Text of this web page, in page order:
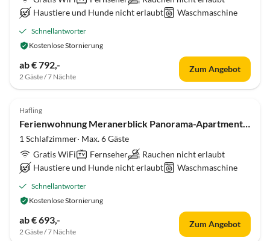
Haustiere und Hunde nicht erlaubt
Waschmaschine
Schnellantworter
Kostenlose Stornierung
ab € 792,-
2 Gäste / 7 Nächte
Zum Angebot
Top-Inserat
Hafling
Ferienwohnung Meranerblick Panorama-Apartment, Hafling
1 Schlafzimmer· Max. 6 Gäste
Gratis WiFi
Fernseher
Rauchen nicht erlaubt
Haustiere und Hunde nicht erlaubt
Waschmaschine
Schnellantworter
Kostenlose Stornierung
ab € 693,-
2 Gäste / 7 Nächte
Zum Angebot